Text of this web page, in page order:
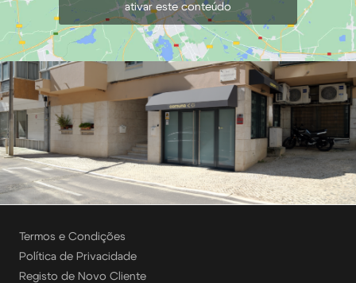
ativar este conteúdo
Termos e Condições
Política de Privacidade
Registo de Novo Cliente